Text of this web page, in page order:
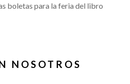
boletas para la feria del libro
NOSOTROS